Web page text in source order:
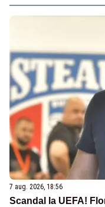
7 aug. 2026, 18:56
Scandal la UEFA!